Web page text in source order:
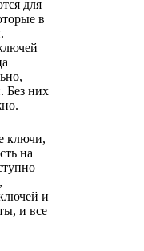
для
в
Без них
ключи,
на
и
и все